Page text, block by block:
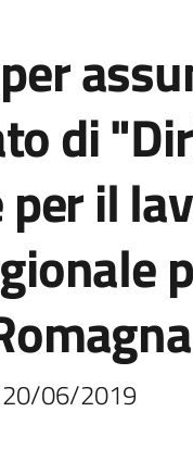
di
il
20/06/2019